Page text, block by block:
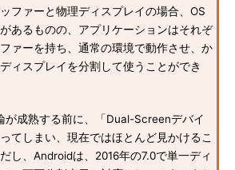
ファーと物理ディスプレイの場合、OS
あるものの、アプリケーションはそれぞ
ァーを持ち、通常の環境で動作させ、か
ィスプレイを分割して使うことができ
成熟する前に、「Dual-Screenデバイ
てしまい、現在ではほとんど見かけるこ
し、Androidは、2016年の7.0で単一ディ